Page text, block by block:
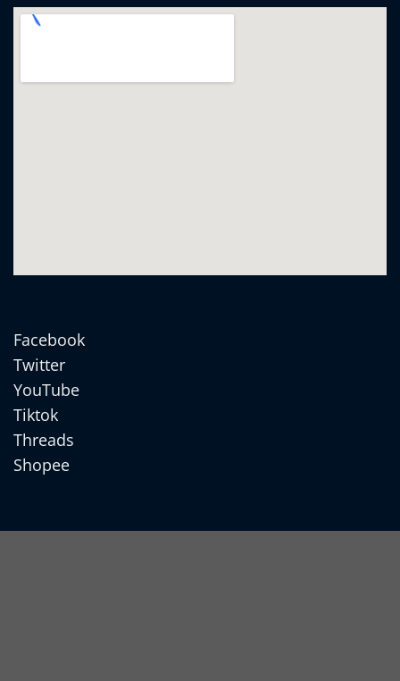
Facebook
Twitter
YouTube
Tiktok
Threads
Shopee